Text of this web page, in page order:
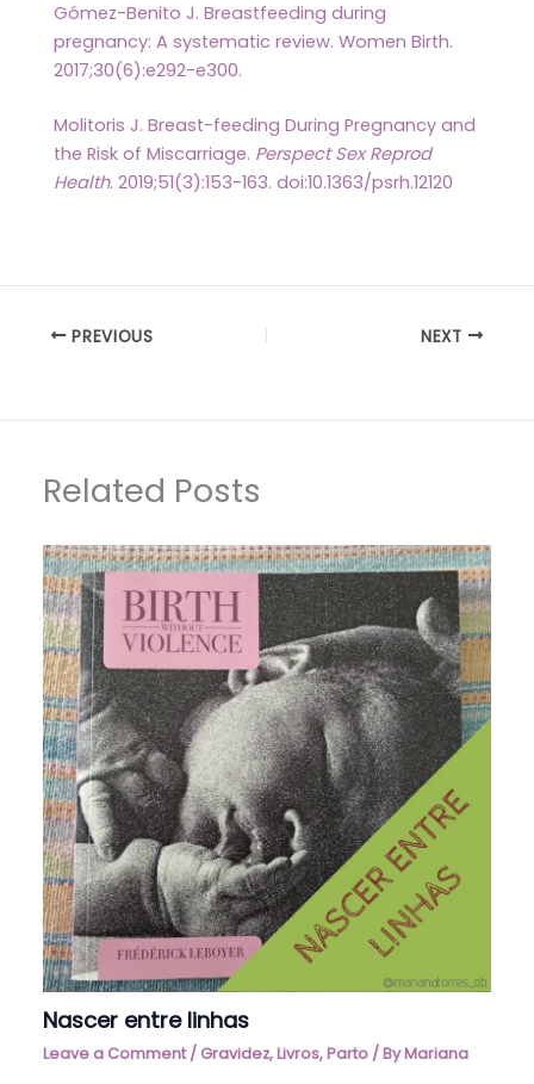
Gómez-Benito J. Breastfeeding during
pregnancy: A systematic review. Women Birth.
2017;30(6):e292-e300.
Molitoris J. Breast-feeding During Pregnancy and
the Risk of Miscarriage. Perspect Sex Reprod
Health. 2019;51(3):153-163. doi:10.1363/psrh.12120
PREVIOUS NEXT
Related Posts
Nascer entre linhas
Leave a Comment / Gravidez,Livros,Parto / ByMariana